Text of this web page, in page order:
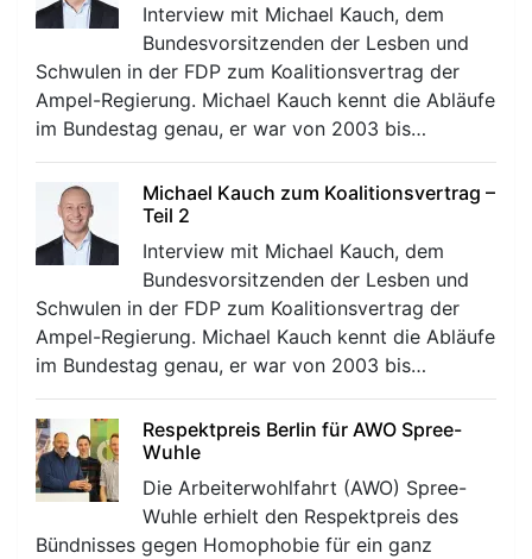
Interview mit Michael Kauch, dem
Bundesvorsitzenden der Lesben und
Schwulen in der FDP zum Koalitionsvertrag der
Ampel-Regierung. Michael Kauch kennt die Abläufe
im Bundestag genau, er war von 2003 bis…
Michael Kauch zum Koalitionsvertrag –
Teil 2
Interview mit Michael Kauch, dem
Bundesvorsitzenden der Lesben und
Schwulen in der FDP zum Koalitionsvertrag der
Ampel-Regierung. Michael Kauch kennt die Abläufe
im Bundestag genau, er war von 2003 bis…
Respektpreis Berlin für AWO Spree-
Wuhle
Die Arbeiterwohlfahrt (AWO) Spree-
Wuhle erhielt den Respektpreis des
Bündnisses gegen Homophobie für ein ganz